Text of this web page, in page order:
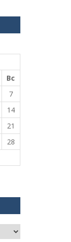
Вс
7
14
21
28